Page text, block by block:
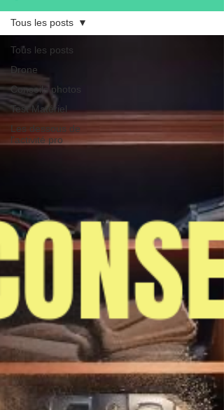
Tous les posts
Drone
Conseils photos
Test Matériel
Les dessous de
l'activité pro
Tous les posts